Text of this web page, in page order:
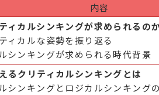
内容
ィカルシンキングが求められるの
ィカルな姿勢を振り返る
シンキングが求められる時代背景
るクリティカルシンキングとは
シンキングとロジカルシンキング